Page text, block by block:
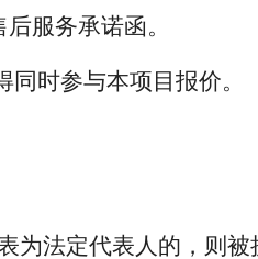
服务承诺函。
同时参与本项目报价。
为法定代表人的，则被